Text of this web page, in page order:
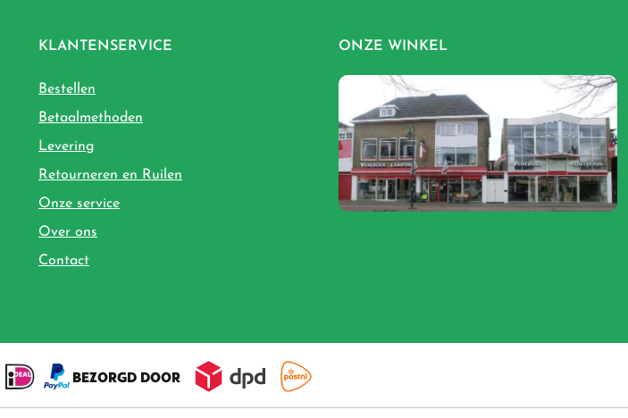
KLANTENSERVICE
Bestellen
Betaalmethoden
Levering
Retourneren en Ruilen
Onze service
Over ons
Contact
ONZE WINKEL
BEZORGD DOOR